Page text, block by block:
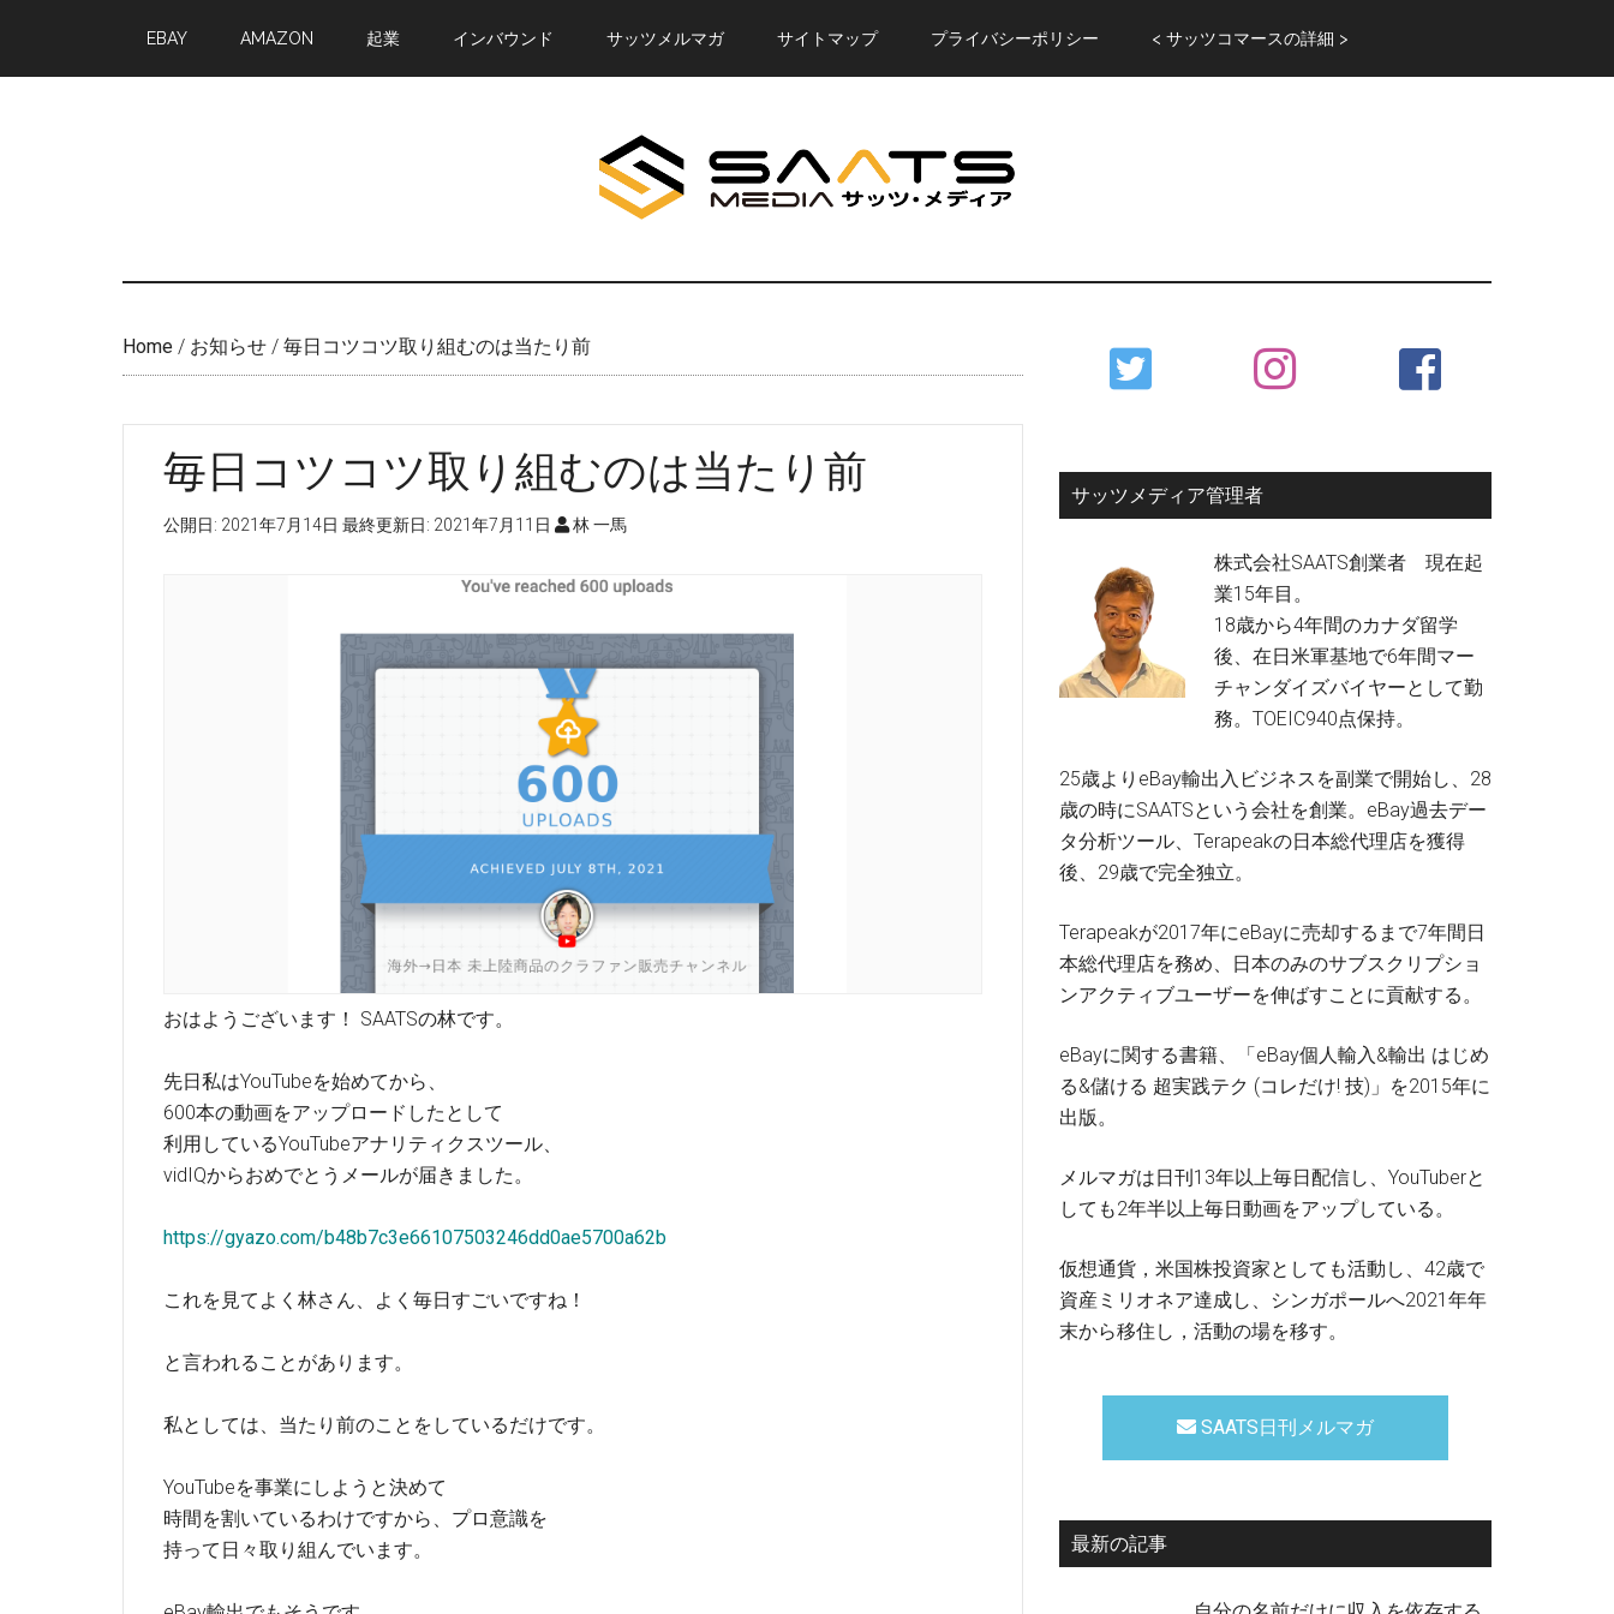
main
primary
EBAY AMAZON 起業 インバウンド サッツメルマガ サイトマップ プライバシーポリシー < サッツコマースの詳細 >
Home / お知らせ / 毎日コツコツ取り組むのは当たり前
毎日コツコツ取り組むのは当たり前
公開日: 2021年7月14日 最終更新日: 2021年7月11日 林 一馬
おはようございます！ SAATSの林です。
先日私はYouTubeを始めてから、
600本の動画をアップロードしたとして
利用しているYouTubeアナリティクスツール、
vidIQからおめでとうメールが届きました。
https://gyazo.com/b48b7c3e66107503246dd0ae5700a62b
これを見てよく林さん、よく毎日すごいですね！
と言われることがあります。
私としては、当たり前のことをしているだけです。
YouTubeを事業にしようと決めて
時間を割いているわけですから、プロ意識を
持って日々取り組んでいます。
Primary
Sidebar
サッツメディア管理者
株式会社SAATS創業者 現在起
業15年目。
18歳から4年間のカナダ留学
後、在日米軍基地で6年間マー
チャンダイズバイヤーとして勤
務。TOEIC940点保持。
25歳よりeBay輸出入ビジネスを副業で開始し、28
歳の時にSAATSという会社を創業。eBay過去デー
タ分析ツール、Terapeakの日本総代理店を獲得
後、29歳で完全独立。
Terapeakが2017年にeBayに売却するまで7年間日
本総代理店を務め、日本のみのサブスクリプショ
ンアクティブユーザーを伸ばすことに貢献する。
eBayに関する書籍、「eBay個人輸入&輸出 はじめ
る&儲ける 超実践テク (コレだけ! 技)」を2015年に
出版。
メルマガは日刊13年以上毎日配信し、YouTuberと
しても2年半以上毎日動画をアップしている。
仮想通貨，米国株投資家としても活動し、42歳で
資産ミリオネア達成し、シンガポールへ2021年年
末から移住し，活動の場を移す。
SAATS日刊メルマガ
最新の記事